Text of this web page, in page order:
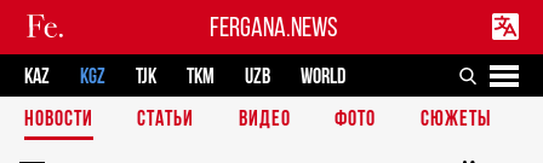
FERGANA.NEWS
KAZ KGZ TJK TKM UZB
WORLD
НОВОСТИ
СТАТЬИ ВИДЕО ФОТО СЮЖЕТЫ